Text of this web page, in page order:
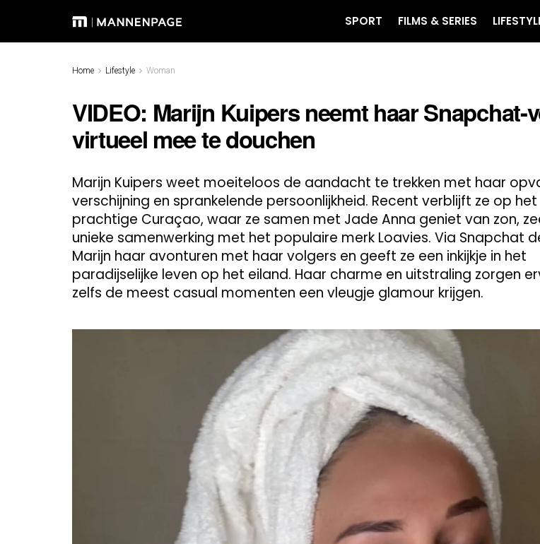
SPORT FILMS & SERIES
Home Lifestyle Woman
VIDEO: Marijn Kuipers neemt haar Snapchat-
virtueel mee te douchen
Marijn Kuipers weet moeiteloos de aandacht te trekken met haar
verschijning en sprankelende persoonlijkheid. Recent verblijft ze op het
prachtige Curaçao, waar ze samen met Jade Anna geniet van zon,
unieke samenwerking met het populaire merk Loavies. Via Snapchat
Marijn haar avonturen met haar volgers en geeft ze een inkijkje in het
paradijselijke leven op het eiland. Haar charme en uitstraling zorgen
zelfs de meest casual momenten een vleugje glamour krijgen.